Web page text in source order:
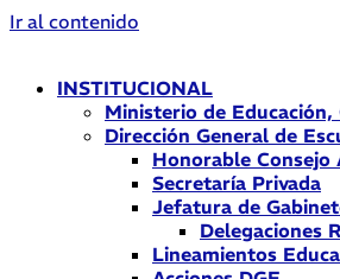
Ir al contenido
INSTITUCIONAL
Ministerio de
Dirección General de
Honorable Consejo
Secretaría Privada
Jefatura de
Delegaciones
Lineamientos